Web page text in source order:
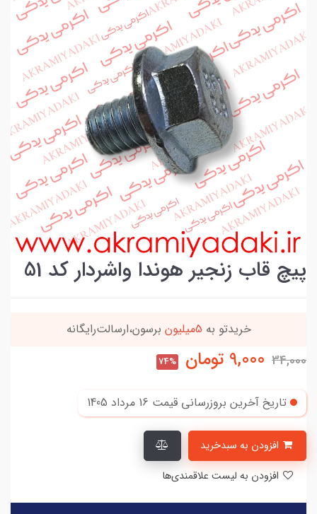
پیچ قاب زنجیر هوندا واشردار کد 51
خریدتو به 5میلیون برسون،ارسالت‌رایگانه
34,000
9,000 تومان 74%
تاریخ آخرین بروزرسانی قیمت 16 مرداد 1405